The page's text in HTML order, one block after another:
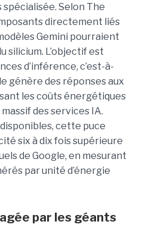
Selon The
directement liés
Gemini pourraient
silicium. L’objectif est
d’inférence, c’est-à-
génère des réponses aux
les coûts énergétiques
des services IA.
cette puce
six à dix fois supérieure
de Google, en mesurant
par unité d’énergie
par les géants